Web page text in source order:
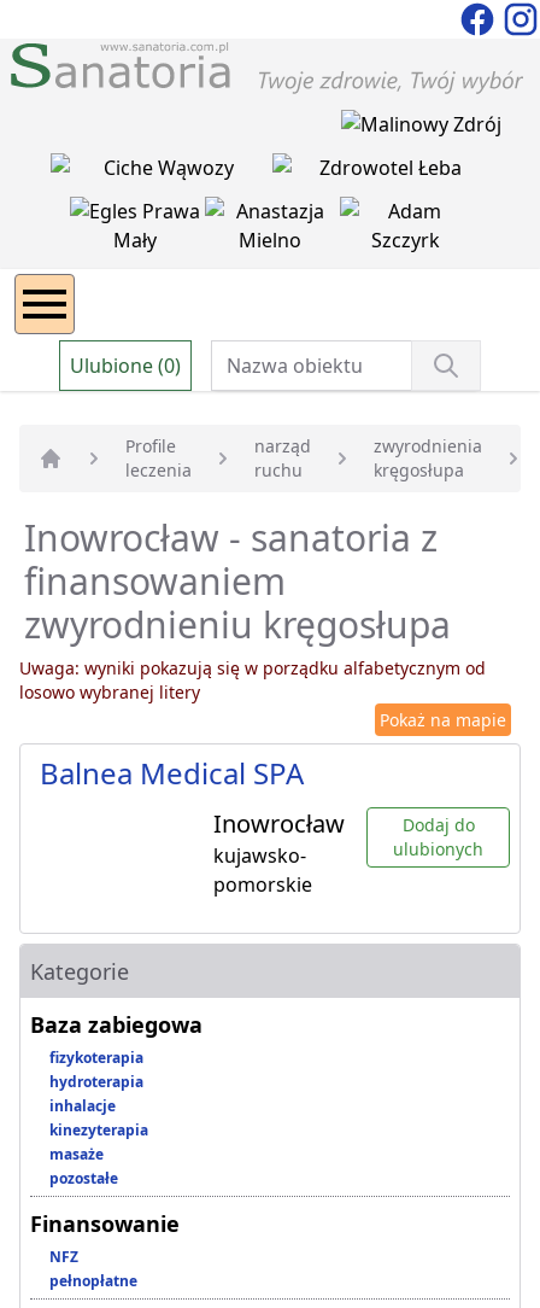
Ulubione (0)
Strona główna
Profile
leczenia
narząd
ruchu
zwyrodnienia
kręgosłupa
Inowrocław - sanatoria z
finansowaniem
zwyrodnieniu kręgosłupa
Uwaga: wyniki pokazują się w porządku alfabetycznym od
losowo wybranej litery
Pokaż na mapie
Balnea Medical SPA
Inowrocław
kujawsko-
pomorskie
Dodaj do
ulubionych
Kategorie
Baza zabiegowa
fizykoterapia
hydroterapia
inhalacje
kinezyterapia
masaże
pozostałe
Finansowanie
NFZ
pełnopłatne